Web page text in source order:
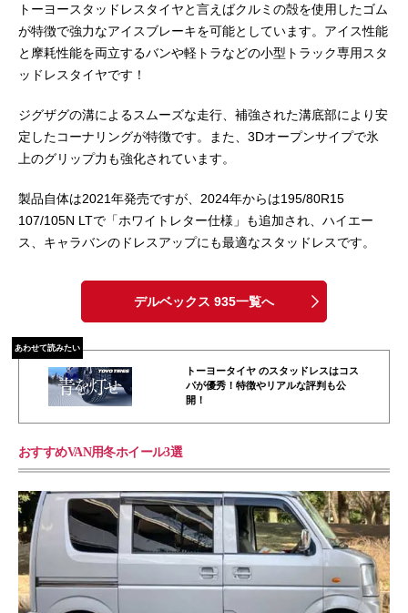
トーヨースタッドレスタイヤと言えばクルミの殻を使用したゴム
が特徴で強力なアイスブレーキを可能としています。アイス性能
と摩耗性能を両立するバンや軽トラなどの小型トラック専用スタ
ッドレスタイヤです！
ジグザグの溝によるスムーズな走行、補強された溝底部により安
定したコーナリングが特徴です。また、3Dオープンサイプで氷
上のグリップ力も強化されています。
製品自体は2021年発売ですが、2024年からは195/80R15
107/105N LTで「ホワイトレター仕様」も追加され、ハイエー
ス、キャラバンのドレスアップにも最適なスタッドレスです。
デルベックス 935一覧へ
あわせて読みたい
トーヨータイヤ のスタッドレスはコス
パが優秀！特徴やリアルな評判も公
開！
おすすめVAN用冬ホイール3選